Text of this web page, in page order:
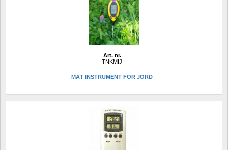
Art. nr.
TNKMIJ
MÄT INSTRUMENT FÖR JORD